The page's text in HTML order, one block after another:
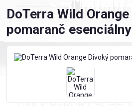
DoTerra Wild
pomaranč